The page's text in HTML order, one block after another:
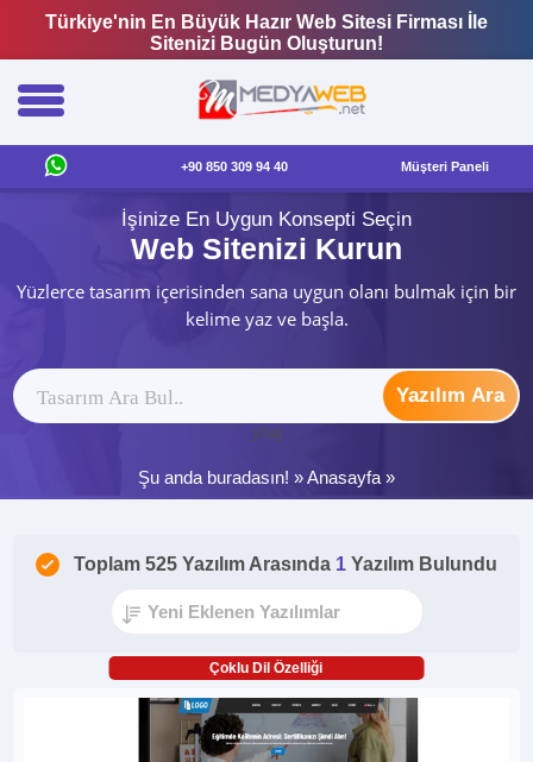
Türkiye'nin En Büyük Hazır Web Sitesi Firması İle
Sitenizi Bugün Oluşturun!
+90 850 309 94 40 Müşteri Paneli
İşinize En Uygun Konsepti Seçin
Web Sitenizi Kurun
Yüzlerce tasarım içerisinden sana uygun olanı bulmak için bir
kelime yaz ve başla.
Yazılım Ara
ytag
Şu anda buradasın! »Anasayfa »
Toplam 525 Yazılım Arasında 1 Yazılım Bulundu
Çoklu Dil Özelliği